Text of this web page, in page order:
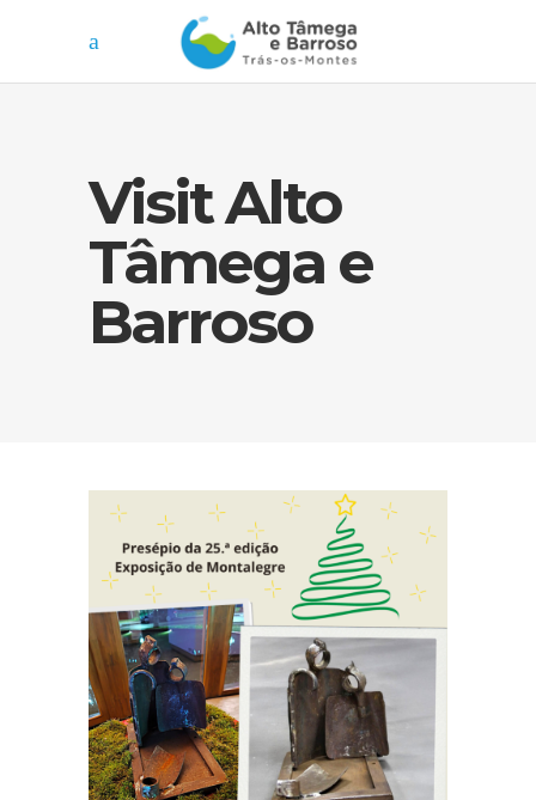
Visit Alto
Tâmega e
Barroso